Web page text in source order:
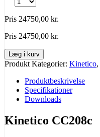
Pris 24750,00 kr.
Pris 24750,00 kr.
Læg i kurv
Produkt Kategorier: Kinetico,
Produktbeskrivelse
Specifikationer
Downloads
Kinetico CC208c